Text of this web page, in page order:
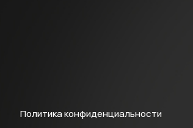
Политика конфиденциальности